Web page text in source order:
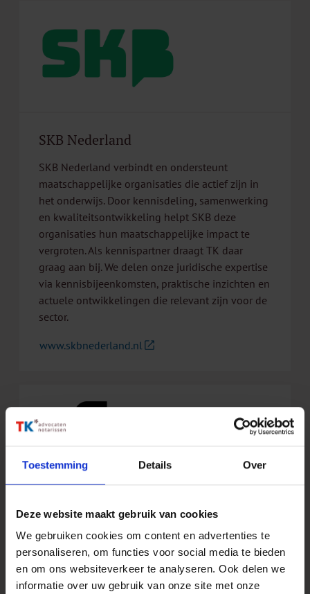
Toestemming Details Over
Deze website maakt gebruik van cookies
We gebruiken cookies om content en advertenties te
personaliseren, om functies voor social media te bieden
en om ons websiteverkeer te analyseren. Ook delen we
informatie over uw gebruik van onze site met onze
SKB Nederland
SKB Nederland verbindt en ondersteunt
maatschappelijke organisaties die actief zijn in
het onderwijs. Door kennisdeling, samenwerking
en kwaliteitsontwikkeling helpt SKB deze
organisaties hun maatschappelijke impact te
vergroten. Als kennispartner draagt TK daar
graag aan bij. We delen onze juridische expertise
via kennisbijeenkomsten, praktische inzichten en
actuele ontwikkelingen die relevant zijn voor de
sector.
www.skbnederland.nl
PLNT
Sinds 2021 is TK servicepartner van PLNT. Een
community waar talent, startups en bedrijfsleven